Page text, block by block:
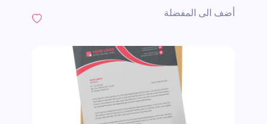
أضف الى المفضلة